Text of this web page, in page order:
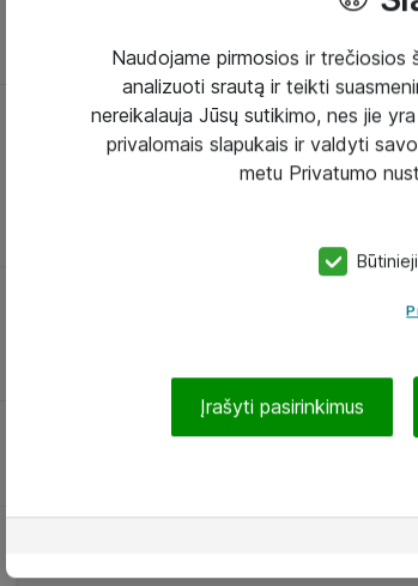
Naudojame pirmosios ir
analizuoti srautą ir teikti
nereikalauja Jūsų sutikimo, nes jie
privalomais slapukais ir valdyti
metu Privatumo
Būtinieji
Įrašyti pasirinkimus